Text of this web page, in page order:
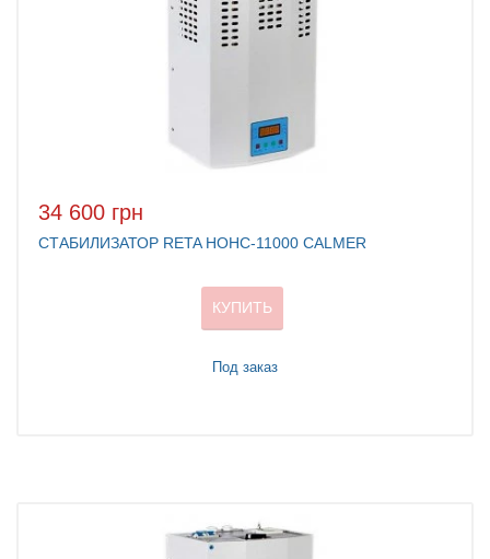
34 600 грн
СТАБИЛИЗАТОР RETA НОНС-11000 CALMER
КУПИТЬ
Под заказ